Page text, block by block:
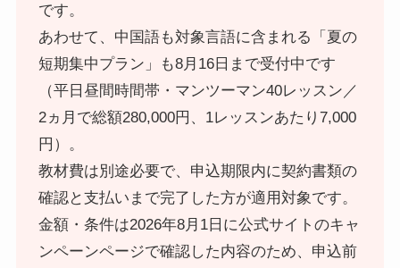
です。
あわせて、中国語も対象言語に含まれる「夏の
短期集中プラン」も8月16日まで受付中です
（平日昼間時間帯・マンツーマン40レッスン／
2ヵ月で総額280,000円、1レッスンあたり7,000
円）。
教材費は別途必要で、申込期限内に契約書類の
確認と支払いまで完了した方が適用対象です。
金額・条件は2026年8月1日に公式サイトのキャ
ンペーンページで確認した内容のため、申込前